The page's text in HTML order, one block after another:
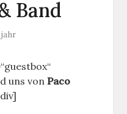
Band
uns vonPaco